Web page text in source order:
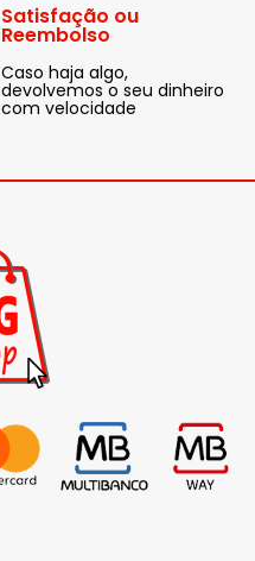
Satisfação ou
Reembolso
Caso haja algo,
devolvemos o seu dinheiro
com velocidade